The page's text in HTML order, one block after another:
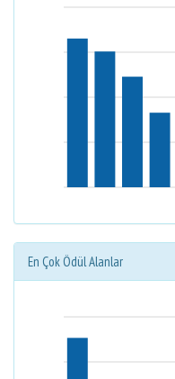
En Çok Ödül Alanlar